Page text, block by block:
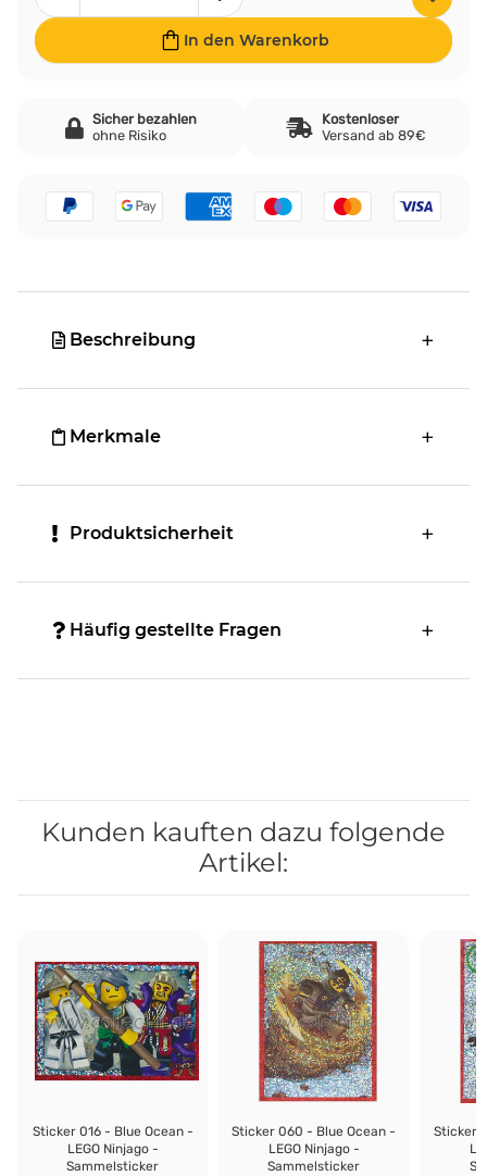
In den Warenkorb
Sicher bezahlen
ohne Risiko
Kostenloser
Versand ab 89€
Beschreibung
Merkmale
Produktsicherheit
Häufig gestellte Fragen
Kunden kauften dazu folgende
Artikel:
Sticker 016 - Blue Ocean -
LEGO Ninjago -
Sammelsticker
Sticker 060 - Blue Ocean -
LEGO Ninjago -
Sammelsticker
Sticker